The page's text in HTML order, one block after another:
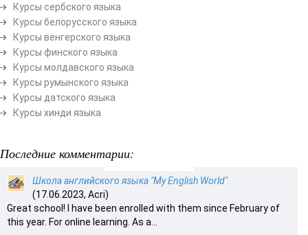
Курсы сербского языка
Курсы белорусского языка
Курсы венгерского языка
Курсы финского языка
Курсы молдавского языка
Курсы румынского языка
Курсы датского языка
Курсы хинди языка
Последние комментарии:
Школа английского языка "My English World"
(17.06.2023, Acri)
Great school! I have been enrolled with them since February of
this year. For online learning. As a...